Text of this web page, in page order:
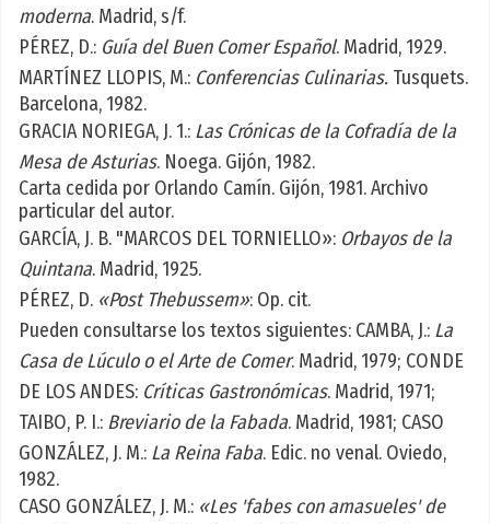
moderna. Madrid, s/f.
PÉREZ, D.: Guía del Buen Comer Español. Madrid, 1929.
MARTÍNEZ LLOPIS, M.: Conferencias Culinarias. Tusquets.
Barcelona, 1982.
GRACIA NORIEGA, J. 1.: Las Crónicas de la Cofradía de la
Mesa de Asturias. Noega. Gijón, 1982.
Carta cedida por Orlando Camín. Gijón, 1981. Archivo
particular del autor.
GARCÍA, J. B. "MARCOS DEL TORNIELLO»: Orbayos de la
Quintana. Madrid, 1925.
PÉREZ, D. «Post Thebussem»: Op. cit.
Pueden consultarse los textos siguientes: CAMBA, J.: La
Casa de Lúculo o el Arte de Comer. Madrid, 1979; CONDE
DE LOS ANDES: Críticas Gastronómicas. Madrid, 1971;
TAIBO, P. I.: Breviario de la Fabada. Madrid, 1981; CASO
GONZÁLEZ, J. M.: La Reina Faba. Edic. no venal. Oviedo,
1982.
CASO GONZÁLEZ, J. M.: «Les 'fabes con amasueles' de